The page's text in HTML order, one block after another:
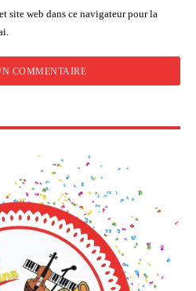
site web dans ce navigateur pour la